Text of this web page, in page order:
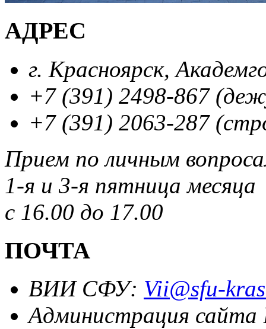
АДРЕС
г. Красноярск,
+7 (391) 2498-867
+7 (391) 2063-287
Прием по личным
1-я и 3-я пятница месяца
с 16.00 до 17.00
ПОЧТА
ВИИ СФУ: Vii@sfu-
Администрация